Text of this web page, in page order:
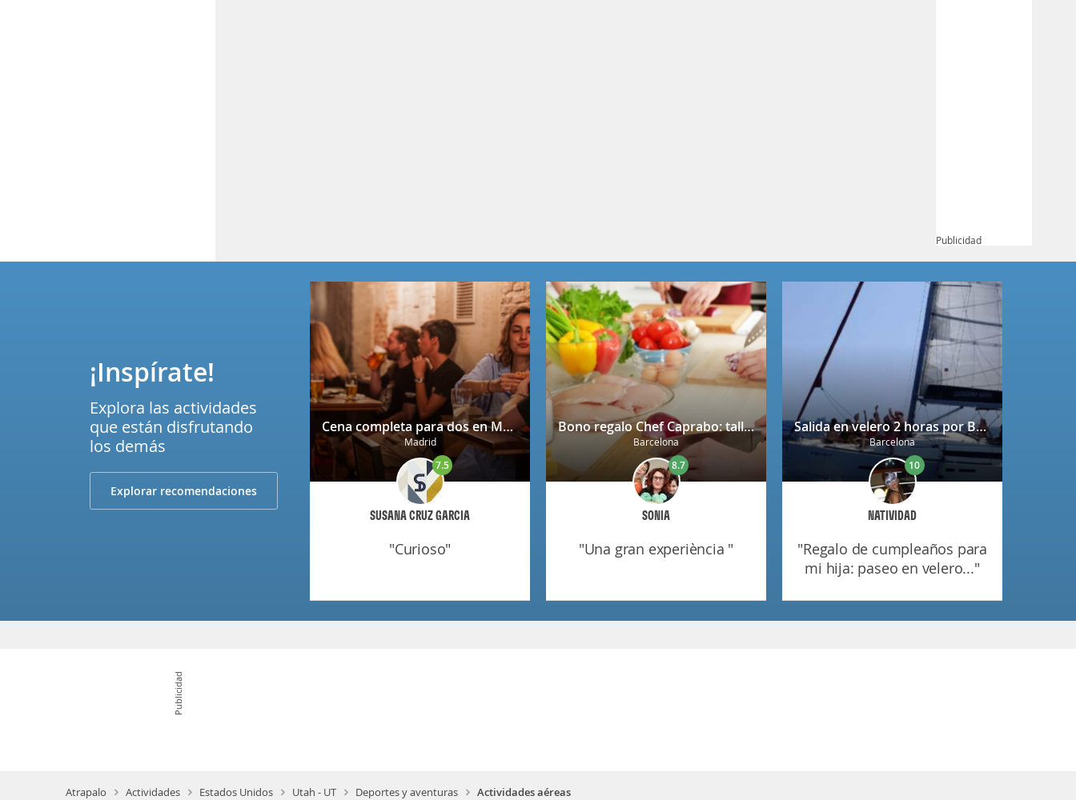
Publicidad
Cena completa para dos en Mendrugo con cerveza artesana incluida
Madrid
SUSANA CRUZ GARCIA
7.5
"curioso"
Bono regalo Chef Caprabo: taller de cocina a escoger con degustación
Barcelona
SONIA
8.7
"una gran experiència "
Salida en velero 2 horas por Barcelona
Barcelona
NATIVIDAD
10
"regalo de cumpleaños para
mi hija: paseo en velero..."
¡Inspírate!
Explora las actividades
que están disfrutando
los demás
Explorar recomendaciones
Publicidad
Atrapalo Actividades Estados Unidos Utah - UT Deportes y aventuras Actividades aéreas